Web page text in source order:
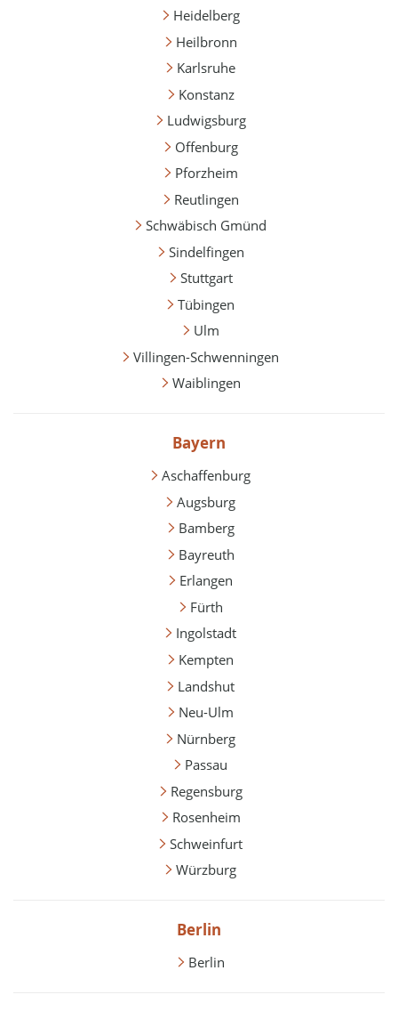
Heidelberg
Heilbronn
Karlsruhe
Konstanz
Ludwigsburg
Offenburg
Pforzheim
Reutlingen
Schwäbisch Gmünd
Sindelfingen
Stuttgart
Tübingen
Ulm
Villingen-Schwenningen
Waiblingen
Bayern
Aschaffenburg
Augsburg
Bamberg
Bayreuth
Erlangen
Fürth
Ingolstadt
Kempten
Landshut
Neu-Ulm
Nürnberg
Passau
Regensburg
Rosenheim
Schweinfurt
Würzburg
Berlin
Berlin